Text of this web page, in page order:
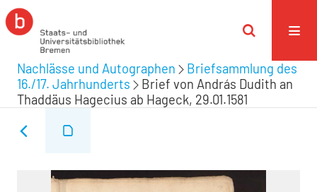
Nachlässe und Autographen
Briefsammlung des
16./17. Jahrhunderts
Brief von András Dudith an
Thaddäus Hagecius ab Hageck, 29.01.1581